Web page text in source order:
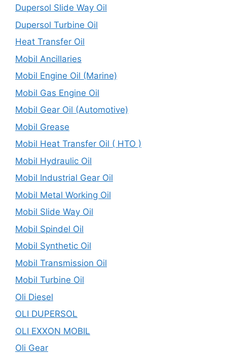
Dupersol Slide Way Oil
Dupersol Turbine Oil
Heat Transfer Oil
Mobil Ancillaries
Mobil Engine Oil (Marine)
Mobil Gas Engine Oil
Mobil Gear Oil (Automotive)
Mobil Grease
Mobil Heat Transfer Oil ( HTO )
Mobil Hydraulic Oil
Mobil Industrial Gear Oil
Mobil Metal Working Oil
Mobil Slide Way Oil
Mobil Spindel Oil
Mobil Synthetic Oil
Mobil Transmission Oil
Mobil Turbine Oil
Oli Diesel
OLI DUPERSOL
OLI EXXON MOBIL
Oli Gear